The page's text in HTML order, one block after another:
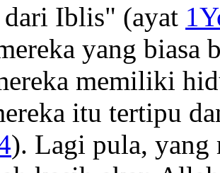
dari Iblis" (ayat
yang biasa
memiliki
itu tertipu
). Lagi pula,